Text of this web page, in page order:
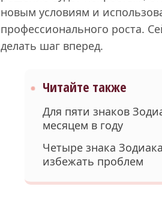
новым условиям и
профессионального роста.
делать шаг вперед.
Читайте также
Для пяти знаков
месяцем в году
Четыре знака
избежать проблем